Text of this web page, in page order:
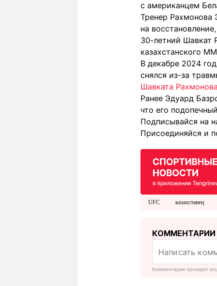
с американцем
Тренер Рахмонова
на
30-летний Шавкат
казахстанского
В декабре 2024
снялся из-за
Шавката
Ранее Эдуард
что его
Подписывайся на
Присоединяйся и
UFC казахстанец
КОММЕНТАРИИ
Комментарии проходят